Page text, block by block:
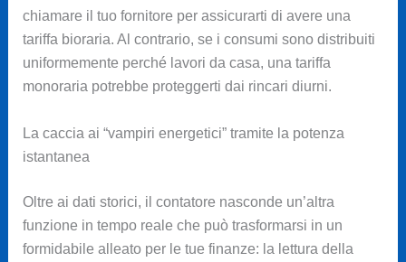
chiamare il tuo fornitore per assicurarti di avere una
tariffa bioraria. Al contrario, se i consumi sono distribuiti
uniformemente perché lavori da casa, una tariffa
monoraria potrebbe proteggerti dai rincari diurni.
La caccia ai “vampiri energetici” tramite la potenza
istantanea
Oltre ai dati storici, il contatore nasconde un’altra
funzione in tempo reale che può trasformarsi in un
formidabile alleato per le tue finanze: la lettura della